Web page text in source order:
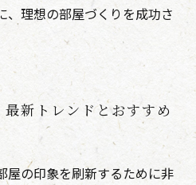
、理想の部屋づくりを成功さ
新トレンドとおすすめ
屋の印象を刷新するために非